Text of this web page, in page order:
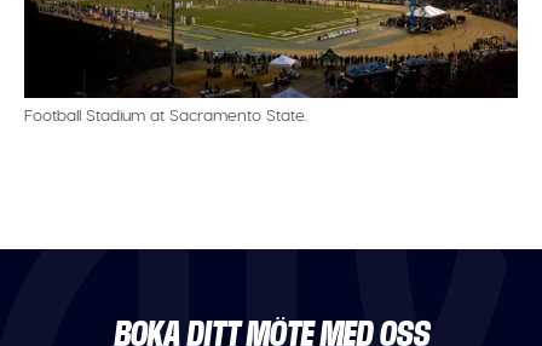
Football Stadium at Sacramento State.
BOKA DITT MÖTE MED OSS